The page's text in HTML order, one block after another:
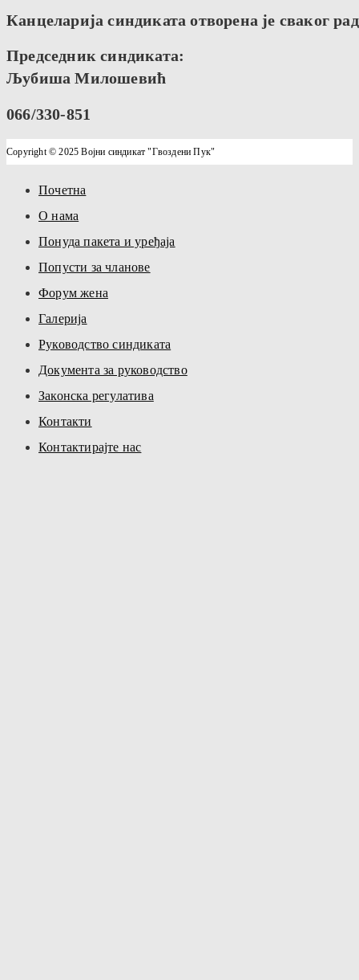
Канцеларија синдиката отворена је сваког
Председник синдиката:
Љубиша Милошевић
066/330-851
Copyright © 2025 Војни синдикат "Гвоздени Пук"
Почетна
О нама
Понуда пакета и уређаја
Попусти за чланове
Форум жена
Галерија
Руководство синдиката
Документа за руководство
Законска регулатива
Контакти
Контактирајте нас